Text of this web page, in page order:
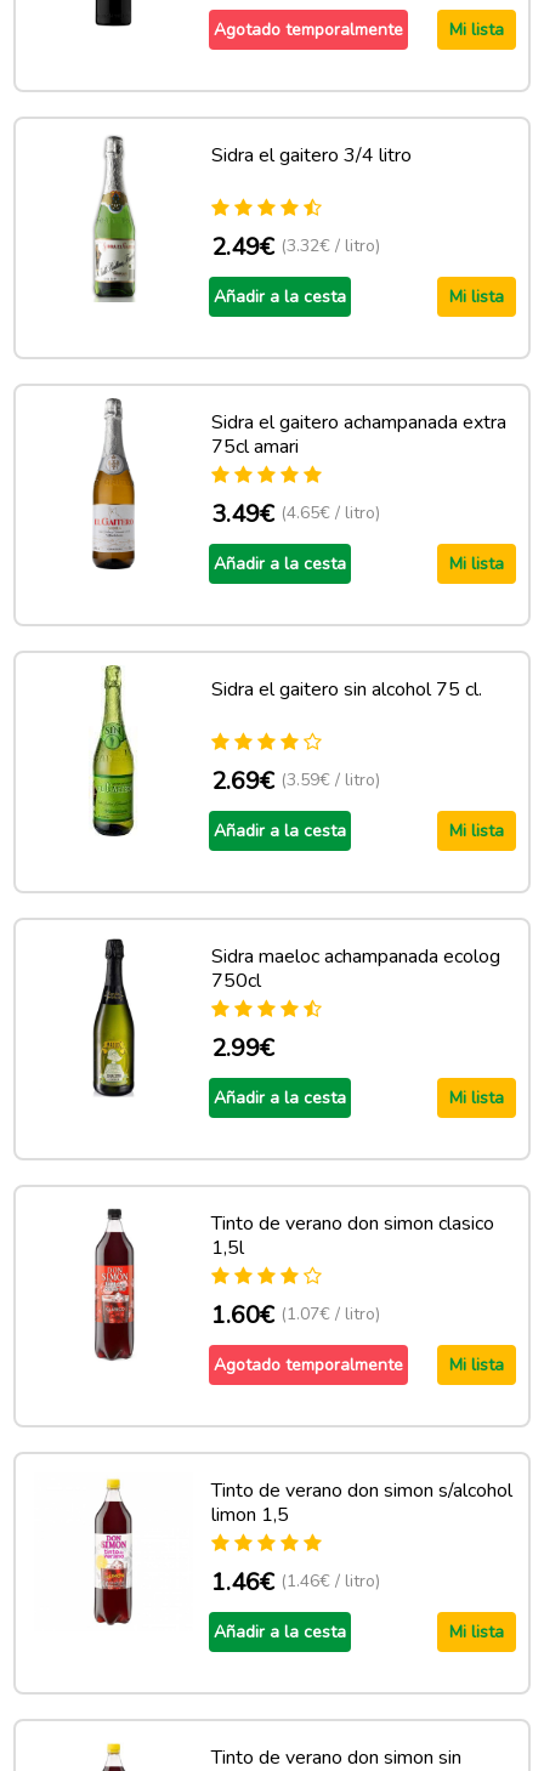
Agotado temporalmente Mi lista
Sidra el gaitero 3/4 litro
2.49€ (3.32€ / litro)
Añadir a la cesta Mi lista
Sidra el gaitero achampanada extra
75cl amari
3.49€ (4.65€ / litro)
Añadir a la cesta Mi lista
Sidra el gaitero sin alcohol 75 cl.
2.69€ (3.59€ / litro)
Añadir a la cesta Mi lista
Sidra maeloc achampanada ecolog
750cl
2.99€
Añadir a la cesta Mi lista
Tinto de verano don simon clasico
1,5l
1.60€ (1.07€ / litro)
Agotado temporalmente Mi lista
Tinto de verano don simon s/alcohol
limon 1,5
1.46€ (1.46€ / litro)
Añadir a la cesta Mi lista
Tinto de verano don simon sin